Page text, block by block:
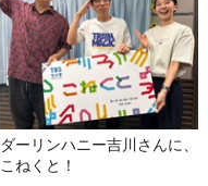
ダーリンハニー吉川さんに、
こねくと！